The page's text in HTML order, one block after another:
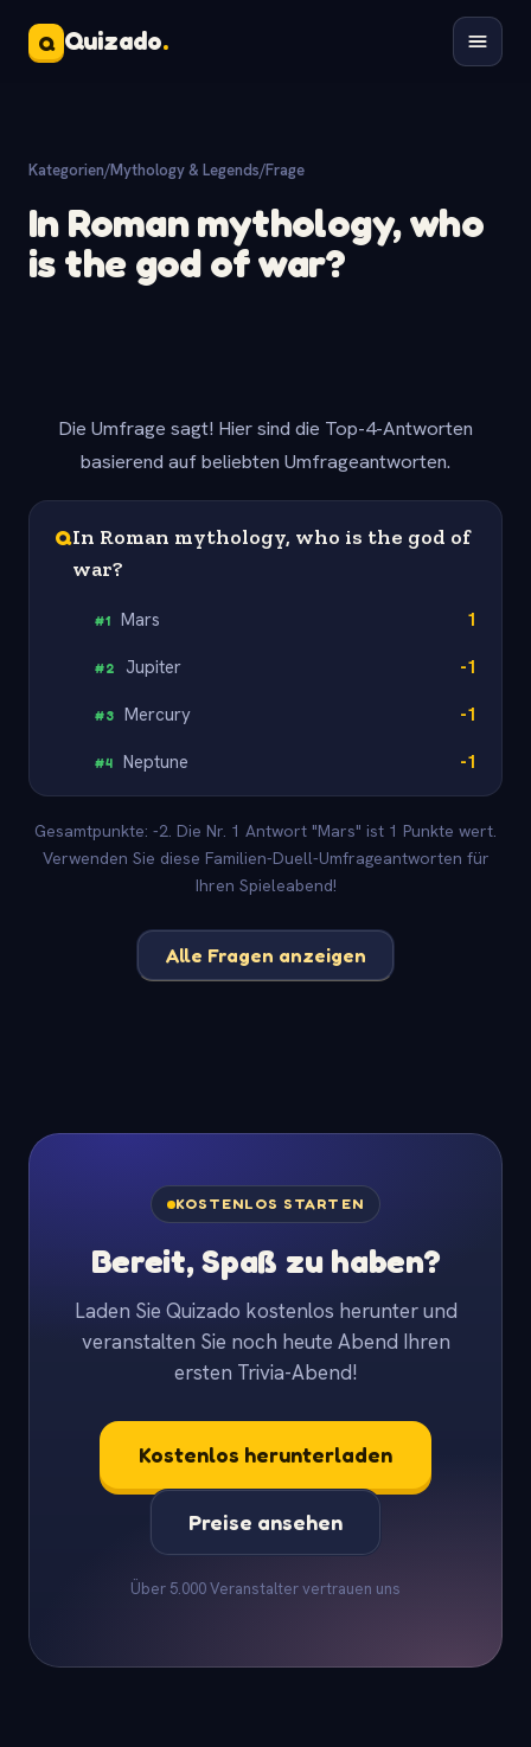
Q Quizado.
Kategorien/Mythology & Legends/Frage
In Roman mythology, who
is the god of war?
Die Umfrage sagt! Hier sind die Top-4-Antworten
basierend auf beliebten Umfrageantworten.
QIn Roman mythology, who is the god of
war?
#1 Mars 1
#2 Jupiter -1
#3 Mercury -1
#4 Neptune -1
Gesamtpunkte: -2. Die Nr. 1 Antwort "Mars" ist 1 Punkte wert.
Verwenden Sie diese Familien-Duell-Umfrageantworten für
Ihren Spieleabend!
Alle Fragen anzeigen
KOSTENLOS STARTEN
Bereit, Spaß zu haben?
Laden Sie Quizado kostenlos herunter und
veranstalten Sie noch heute Abend Ihren
ersten Trivia-Abend!
Kostenlos herunterladen
Preise ansehen
Über 5.000 Veranstalter vertrauen uns